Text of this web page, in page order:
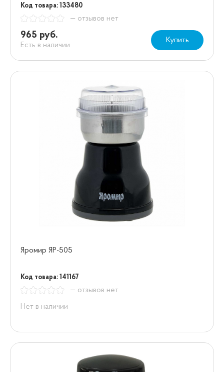
Код товара: 133480
— отзывов нет
965 руб.
Есть в наличии
Купить
Яромир ЯР-505
Код товара: 141167
— отзывов нет
Нет в наличии